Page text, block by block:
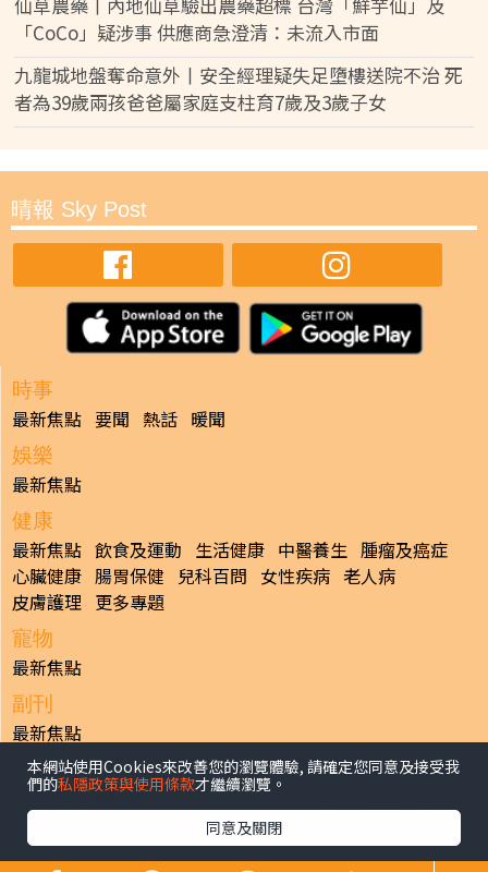
「CoCo」疑涉事 供應商急澄清：未流入市面
九龍城地盤奪命意外丨安全經理疑失足墮樓送院不治 死
者為39歲兩孩爸爸屬家庭支柱育7歲及3歲子女
晴報 Sky Post
時事
最新焦點 要聞 熱話 暖聞
娛樂
最新焦點
健康
最新焦點 飲食及運動 生活健康 中醫養生 腫瘤及癌症
心臟健康 腸胃保健 兒科百問 女性疾病 老人病
皮膚護理 更多專題
寵物
最新焦點
副刊
最新焦點
日報
揭頁版 港聞 財經/地產 中國/國際
體育 專題/人物
本網站使用Cookies來改善您的瀏覽體驗, 請確定您同意及接受我
們的私隱政策與使用條款才繼續瀏覽。
同意及關閉